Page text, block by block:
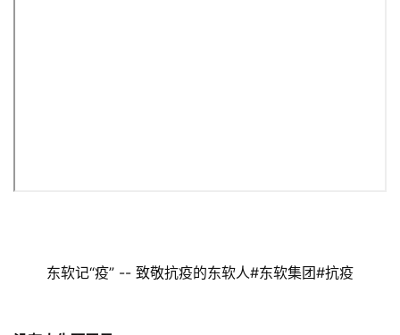
东软记“疫” -- 致敬抗疫的东软人#东软集团#抗疫